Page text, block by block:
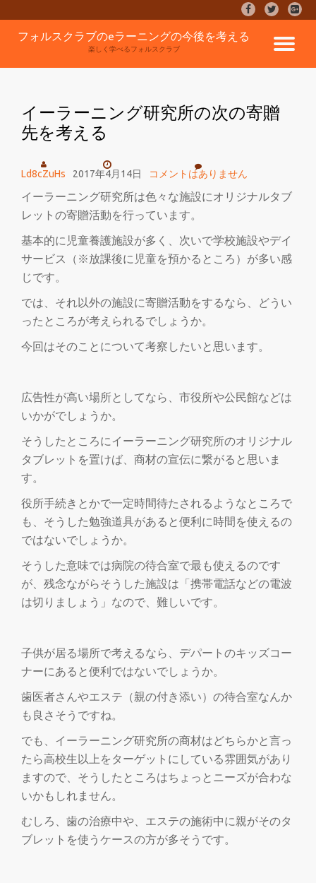
fa-
facebook
fa-
twitter
fa-
plus-
square
ナ
シ
ン
替
フォルスクラブのeラーニングの今後を考える
楽しく学べるフォルスクラブ
イーラーニング研究所の次の寄贈
先を考える
Ld8cZuHs 2017年4月14日 コメントはありません
イーラーニング研究所は色々な施設にオリジナルタブ
レットの寄贈活動を行っています。
基本的に児童養護施設が多く、次いで学校施設やデイ
サービス（※放課後に児童を預かるところ）が多い感
じです。
では、それ以外の施設に寄贈活動をするなら、どうい
ったところが考えられるでしょうか。
今回はそのことについて考察したいと思います。
広告性が高い場所としてなら、市役所や公民館などは
いかがでしょうか。
そうしたところにイーラーニング研究所のオリジナル
タブレットを置けば、商材の宣伝に繋がると思いま
す。
役所手続きとかで一定時間待たされるようなところで
も、そうした勉強道具があると便利に時間を使えるの
ではないでしょうか。
そうした意味では病院の待合室で最も使えるのです
が、残念ながらそうした施設は「携帯電話などの電波
は切りましょう」なので、難しいです。
子供が居る場所で考えるなら、デパートのキッズコー
ナーにあると便利ではないでしょうか。
歯医者さんやエステ（親の付き添い）の待合室なんか
も良さそうですね。
でも、イーラーニング研究所の商材はどちらかと言っ
たら高校生以上をターゲットにしている雰囲気があり
ますので、そうしたところはちょっとニーズが合わな
いかもしれません。
むしろ、歯の治療中や、エステの施術中に親がそのタ
ブレットを使うケースの方が多そうです。